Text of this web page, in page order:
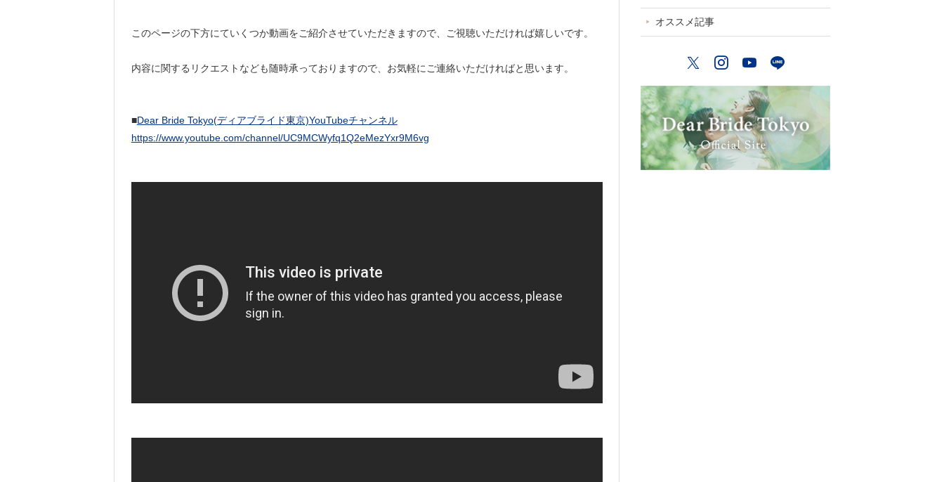
このページの下方にていくつか動画をご紹介させていただきますので、ご視聴いただければ嬉しいです。
内容に関するリクエストなども随時承っておりますので、お気軽にご連絡いただければと思います。
■Dear Bride Tokyo(ディアブライド東京)YouTubeチャンネル
https://www.youtube.com/channel/UC9MCWyfq1Q2eMezYxr9M6vg
オススメ記事
TwitterInstagram
YouTube